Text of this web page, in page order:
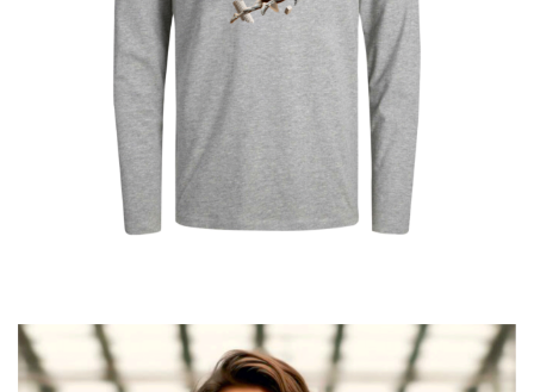
€ 25.00
Price
range:
€19.00
through
€25.00